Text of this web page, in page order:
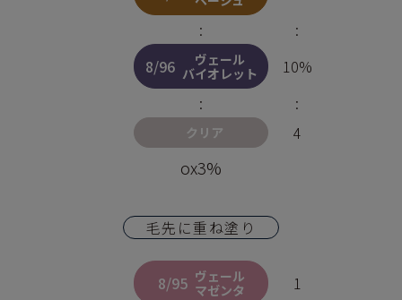
:
:
8/96
ヴェール
バイオレット
10%
:
:
クリア 4
ox3%
毛先に重ね塗り
8/95 ヴェール
マゼンタ
1